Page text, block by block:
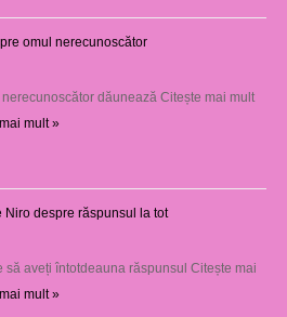
omul nerecunoscător
dăunează Citește mai mult
mult »
Niro despre răspunsul la tot
să aveți întotdeauna răspunsul Citește mai
mult »